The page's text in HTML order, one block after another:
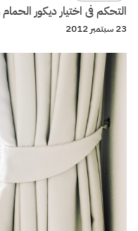
التحكم فى اختيار ديكور
23 سبتمبر 2012